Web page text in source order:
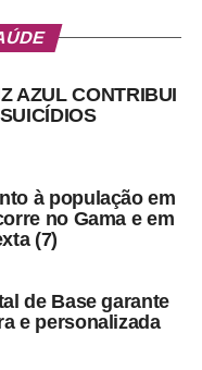
AZUL CONTRIBUI
à população em
no Gama e em
(7)
de Base garante
e personalizada